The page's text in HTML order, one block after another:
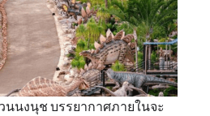
นนงนุช บรรยากาศภายในจะ